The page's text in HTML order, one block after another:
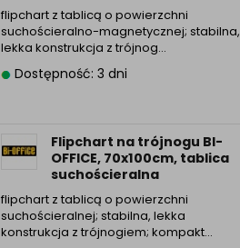
flipchart z tablicą o powierzchni
suchościeralno-magnetycznej; stabilna,
lekka konstrukcja z trójnog...
Dostępność: 3 dni
Flipchart na trójnogu BI-
OFFICE, 70x100cm, tablica
suchościeralna
flipchart z tablicą o powierzchni
suchościeralnej; stabilna, lekka
konstrukcja z trójnogiem; kompakt...